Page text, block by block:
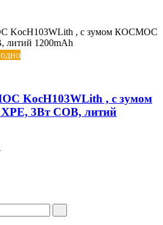
KocH103WLith , с зумом
3Вт СОВ, литий